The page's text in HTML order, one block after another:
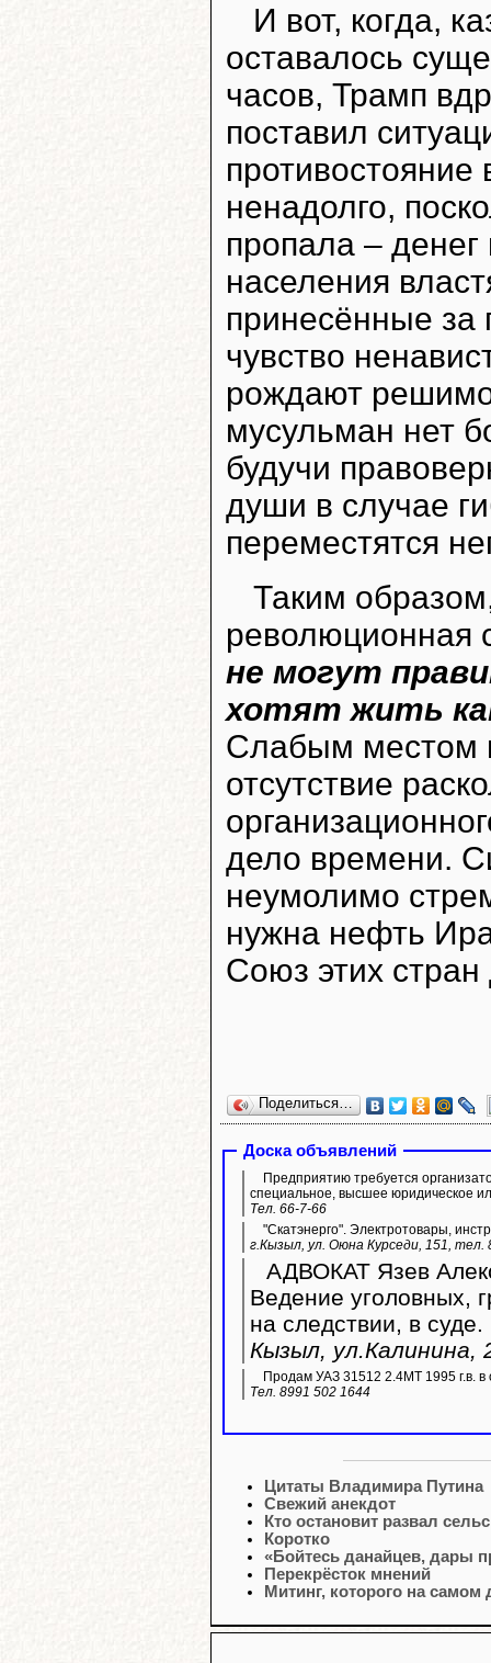
И вот, когда,
оставалось
часов, Трамп
поставил
ненадолго,
пропала –
населения
принесённые за
чувство
рождают
мусульман нет
будучи
души в случае
переместятся
Таким
революционная
не могут
хотят жить
Слабым местом
отсутствие
дело времени.
неумолимо
нужна нефть
Союз этих
Поделиться…
Доска объявлений
Предприятию требуется
специальное, высшее юридическое
Тел. 66-7-66
"Скатэнерго". Электротовары,
г.Кызыл, ул. Оюна Курседи, 151, тел.
АДВОКАТ Язев
Ведение уголовных,
на следствии, в
Кызыл, ул.Калинина,
Продам УАЗ 31512 2.4МТ 1995 г.в. в
Тел. 8991 502 1644
Цитаты Владимира Путина
Свежий анекдот
Кто остановит развал
Коротко
«Бойтесь данайцев, дары
Перекрёсток мнений
Митинг, которого на